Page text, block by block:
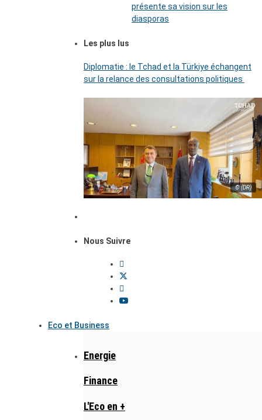
présente sa vision sur les
diasporas
Les plus lus
Diplomatie : le Tchad et la Türkiye échangent
sur la relance des consultations politiques
© (DR)
Nous Suivre
Eco et Business
Energie
Finance
L'Eco en +